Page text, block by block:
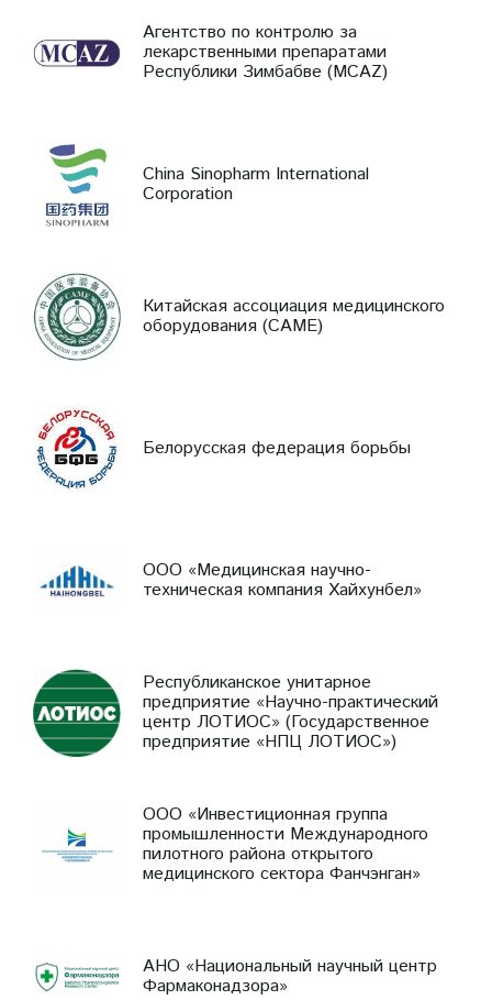
Агентство по контролю за
лекарственными препаратами
Республики Зимбабве (MCAZ)
China Sinopharm International
Corporation
Китайская ассоциация медицинского
оборудования (CAME)
Белорусская федерация борьбы
ООО «Медицинская научно-
техническая компания Хайхунбел»
Республиканское унитарное
предприятие «Научно-практический
центр ЛОТИОС» (Государственное
предприятие «НПЦ ЛОТИОС»)
ООО «Инвестиционная группа
промышленности Международного
пилотного района открытого
медицинского сектора Фанчэнган»
АНО «Национальный научный центр
Фармаконадзора»